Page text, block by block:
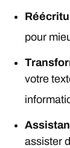
pour
votre
assister